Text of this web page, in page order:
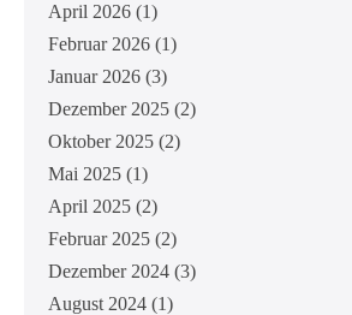
April 2026 (1)
Februar 2026 (1)
Januar 2026 (3)
Dezember 2025 (2)
Oktober 2025 (2)
Mai 2025 (1)
April 2025 (2)
Februar 2025 (2)
Dezember 2024 (3)
August 2024 (1)